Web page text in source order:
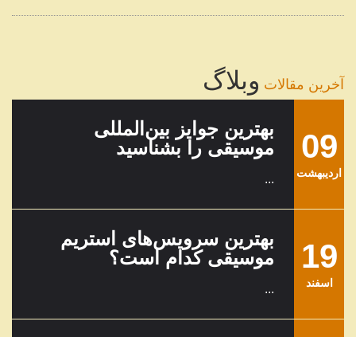
آخرین مقالات وبلاگ
09
ارديبهشت
بهترین جوایز بین‌المللی
موسیقی را بشناسید
...
19
اسفند
بهترین سرویس‌های استریم
موسیقی کدام است؟
...